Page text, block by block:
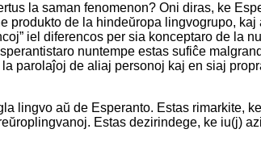
la saman fenomenon? Oni diras, ke
produkto de la hindeŭropa lingvogrupo,
iel diferencos per sia konceptaro de la
nuntempe estas sufiĉe
parolaĵoj de aliaj personoj kaj en siaj
lingvo aŭ de Esperanto. Estas rimarkite,
Estas dezirindege, ke iu(j)